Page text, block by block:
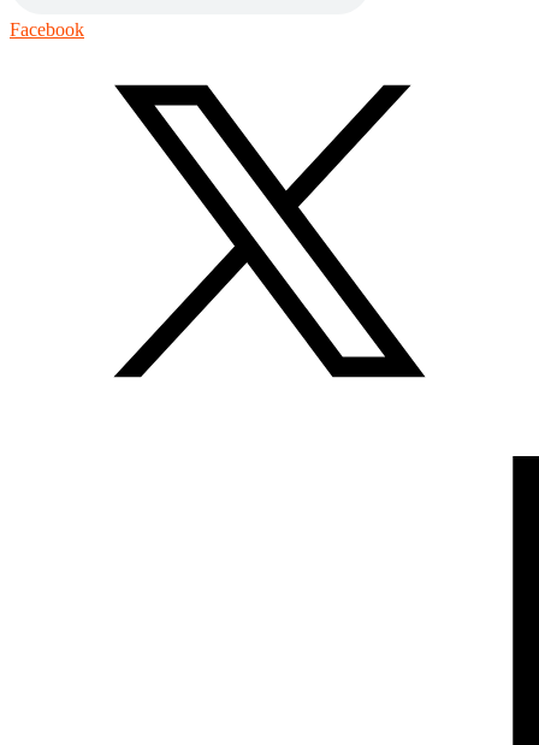
Facebook